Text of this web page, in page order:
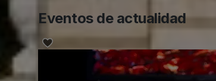
Eventos de actualidad